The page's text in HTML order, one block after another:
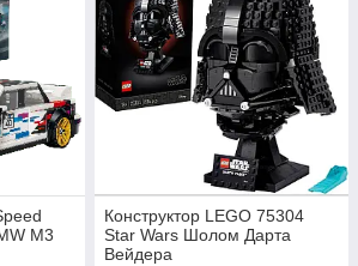
M3
Конструктор LEGO 75304
Star Wars Шолом Дарта
Вейдера